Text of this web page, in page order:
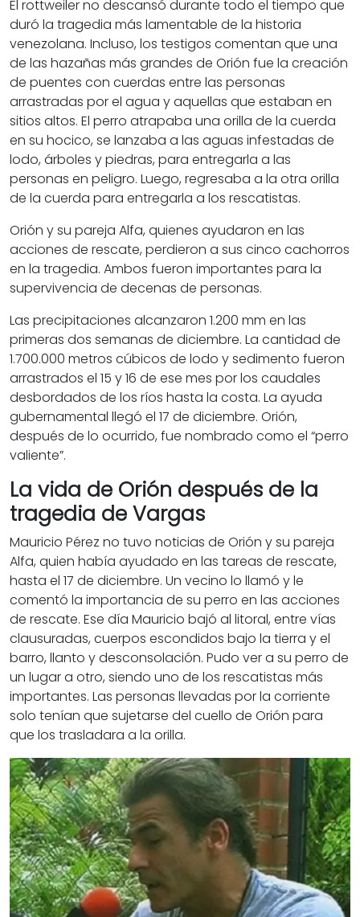
El rottweiler no descansó durante todo el tiempo que
duró la tragedia más lamentable de la historia
venezolana. Incluso, los testigos comentan que una
de las hazañas más grandes de Orión fue la creación
de puentes con cuerdas entre las personas
arrastradas por el agua y aquellas que estaban en
sitios altos. El perro atrapaba una orilla de la cuerda
en su hocico, se lanzaba a las aguas infestadas de
lodo, árboles y piedras, para entregarla a las
personas en peligro. Luego, regresaba a la otra orilla
de la cuerda para entregarla a los rescatistas.
Orión y su pareja Alfa, quienes ayudaron en las
acciones de rescate, perdieron a sus cinco cachorros
en la tragedia. Ambos fueron importantes para la
supervivencia de decenas de personas.
Las precipitaciones alcanzaron 1.200 mm en las
primeras dos semanas de diciembre. La cantidad de
1.700.000 metros cúbicos de lodo y sedimento fueron
arrastrados el 15 y 16 de ese mes por los caudales
desbordados de los ríos hasta la costa. La ayuda
gubernamental llegó el 17 de diciembre. Orión,
después de lo ocurrido, fue nombrado como el “perro
valiente”.
La vida de Orión después de la
tragedia de Vargas
Mauricio Pérez no tuvo noticias de Orión y su pareja
Alfa, quien había ayudado en las tareas de rescate,
hasta el 17 de diciembre. Un vecino lo llamó y le
comentó la importancia de su perro en las acciones
de rescate. Ese día Mauricio bajó al litoral, entre vías
clausuradas, cuerpos escondidos bajo la tierra y el
barro, llanto y desconsolación. Pudo ver a su perro de
un lugar a otro, siendo uno de los rescatistas más
importantes. Las personas llevadas por la corriente
solo tenían que sujetarse del cuello de Orión para
que los trasladara a la orilla.